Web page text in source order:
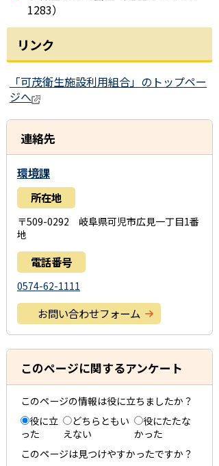
1283）
リンク
「可茂衛生施設利用組合」のトップペー
ジへ
連絡先
環境課
所在地
〒509-0292 岐阜県可児市広見一丁目1番
地
電話番号
0574-62-1111
お問い合わせフォーム
このページに関するアンケート
このページの情報は役に立ちましたか？
役に立
った
どちらともい
えない
役にたたな
かった
このページは見つけやすかったですか？